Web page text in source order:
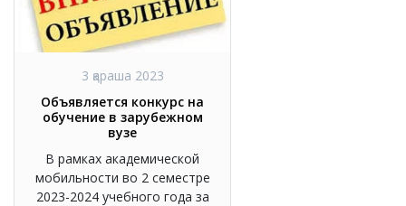
3 қараша 2023
Объявляется конкурс на
обучение в зарубежном
вузе
В рамках академической
мобильности во 2 семестре
2023-2024 учебного года за